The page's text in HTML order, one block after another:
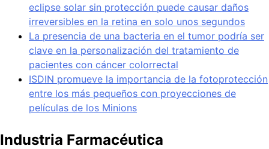
eclipse solar sin protección puede causar daños
irreversibles en la retina en solo unos segundos
La presencia de una bacteria en el tumor podría ser
clave en la personalización del tratamiento de
pacientes con cáncer colorrectal
ISDIN promueve la importancia de la fotoprotección
entre los más pequeños con proyecciones de
películas de los Minions
Industria Farmacéutica